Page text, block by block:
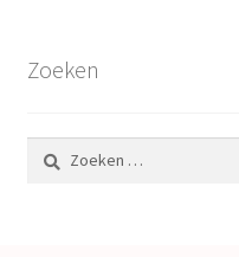
Zoeken
naar: